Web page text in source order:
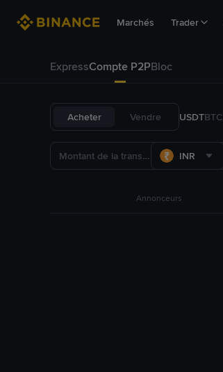
Marchés Trader
ExpressCompte P2PBloc
Acheter Vendre USDTBTC
INR
Annonceurs